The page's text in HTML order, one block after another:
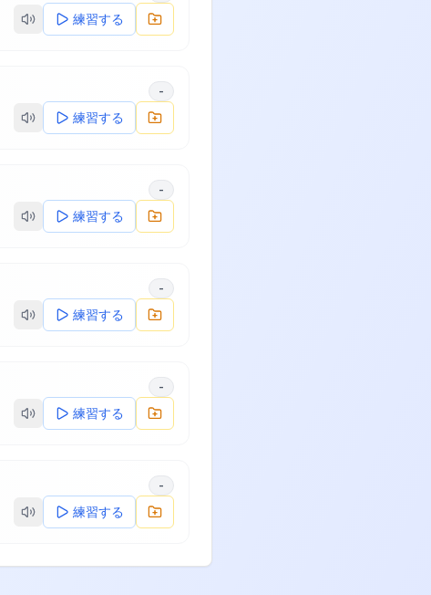
練習する
-
練習する
-
練習する
-
練習する
-
練習する
-
練習する